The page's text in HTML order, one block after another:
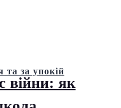
та за упокій
війни: як